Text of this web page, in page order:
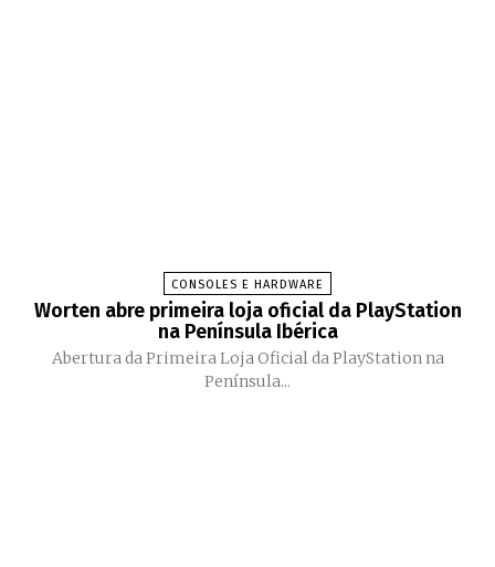
CONSOLES E HARDWARE
Worten abre primeira loja oficial da PlayStation
na Península Ibérica
Abertura da Primeira Loja Oficial da PlayStation na
Península...